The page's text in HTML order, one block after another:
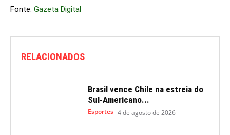
Fonte: Gazeta Digital
RELACIONADOS
Brasil vence Chile na estreia do
Sul-Americano...
Esportes 4 de agosto de 2026